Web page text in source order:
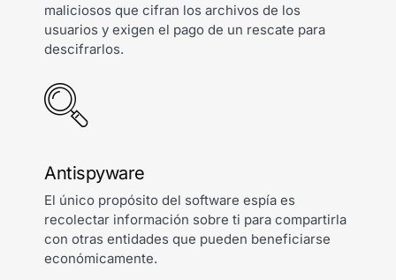
maliciosos que cifran los archivos de los
usuarios y exigen el pago de un rescate para
descifrarlos.
Antispyware
El único propósito del software espía es
recolectar información sobre ti para compartirla
con otras entidades que pueden beneficiarse
económicamente.